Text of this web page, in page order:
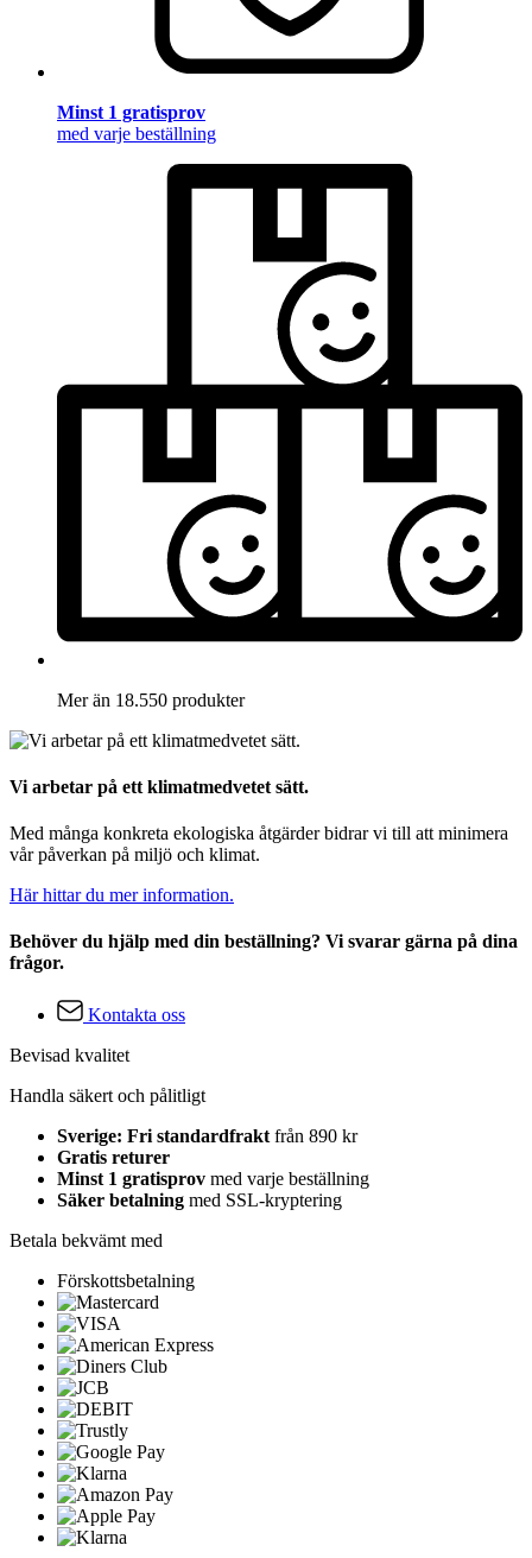
Minst 1 gratisprov
med varje beställning
Mer än 18.550 produkter
Vi arbetar på ett klimatmedvetet sätt.
Med många konkreta ekologiska åtgärder bidrar vi till att minimera
vår påverkan på miljö och klimat.
Här hittar du mer information.
Behöver du hjälp med din beställning? Vi svarar gärna på dina
frågor.
Kontakta oss
Bevisad kvalitet
Handla säkert och pålitligt
Sverige: Fri standardfrakt från 890 kr
Gratis returer
Minst 1 gratisprov med varje beställning
Säker betalning med SSL-kryptering
Betala bekvämt med
Förskottsbetalning